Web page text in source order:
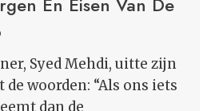
Syed Mehdi, uitte zijn
woorden: “Als ons iets
dan de